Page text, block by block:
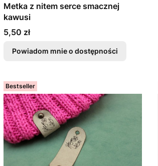
Metka z nitem serce smacznej
kawusi
Cena
5,50 zł
Powiadom mnie o dostępności
Bestseller